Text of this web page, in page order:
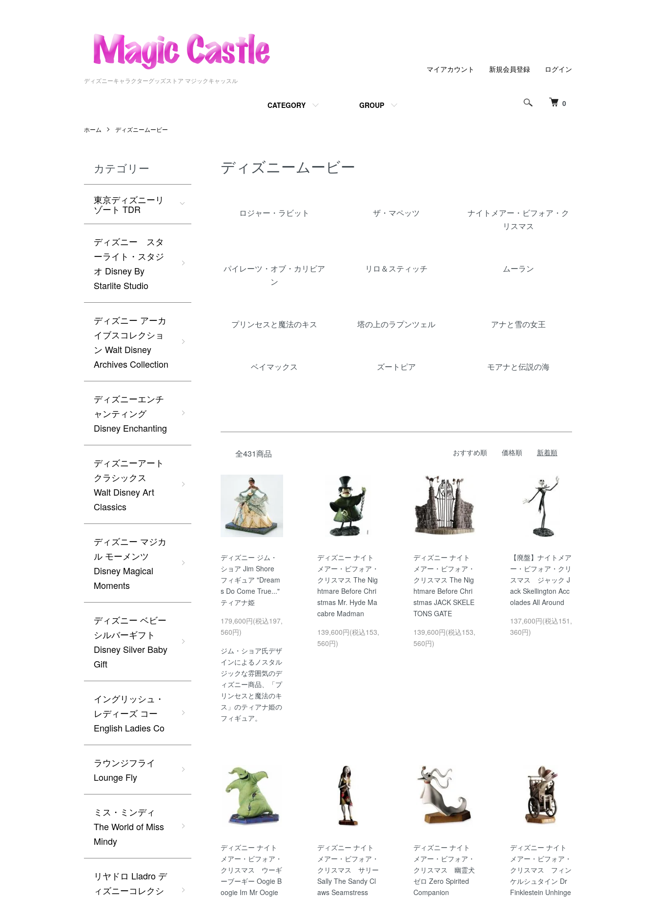
ディズニーキャラクターグッズストア マジックキャッスル
0
CATEGORY GROUP
マイアカウント 新規会員登録 ログイン
ホーム ディズニームービー
ディズニームービー
ロジャー・ラビット
ザ・マペッツ
ナイトメアー・ビフォア・ク
リスマス
パイレーツ・オブ・カリビア
ン
リロ＆スティッチ ムーラン
プリンセスと魔法のキス 塔の上のラプンツェル アナと雪の女王
ベイマックス ズートピア モアナと伝説の海
全431商品 おすすめ順 価格順 新着順
ディズニー ジム・
ショア Jim Shore
フィギュア "Dream
s Do Come True..."
ティアナ姫
179,600円(税込197,
560円)
ジム・ショア氏デザ
インによるノスタル
ジックな雰囲気のデ
ィズニー商品、「プ
リンセスと魔法のキ
ス」のティアナ姫の
フィギュア。
ディズニー ナイト
メアー・ビフォア・
クリスマス The Nig
htmare Before Chri
stmas Mr. Hyde Ma
cabre Madman
139,600円(税込153,
560円)
ディズニー ナイト
メアー・ビフォア・
クリスマス The Nig
htmare Before Chri
stmas JACK SKELE
TONS GATE
139,600円(税込153,
560円)
【廃盤】ナイトメア
ー・ビフォア・クリ
スマス ジャック J
ack Skellington Acc
olades All Around
137,600円(税込151,
360円)
ディズニー ナイト
メアー・ビフォア・
クリスマス ウーギ
ーブーギー Oogie B
oogie Im Mr Oogie
ディズニー ナイト
メアー・ビフォア・
クリスマス サリー
Sally The Sandy Cl
aws Seamstress
ディズニー ナイト
メアー・ビフォア・
クリスマス 幽霊犬
ゼロ Zero Spirited
Companion
ディズニー ナイト
メアー・ビフォア・
クリスマス フィン
ケルシュタイン Dr
Finklestein Unhinge
カテゴリー
東京ディズニーリ
ゾート TDR
ディズニー スタ
ーライト・スタジ
オ Disney By
Starlite Studio
ディズニー アーカ
イブスコレクショ
ン Walt Disney
Archives Collection
ディズニーエンチ
ャンティング
Disney Enchanting
ディズニーアート
クラシックス
Walt Disney Art
Classics
ディズニー マジカ
ル モーメンツ
Disney Magical
Moments
ディズニー ベビー
シルバーギフト
Disney Silver Baby
Gift
イングリッシュ・
レディーズ コー
English Ladies Co
ラウンジフライ
Lounge Fly
ミス・ミンディ
The World of Miss
Mindy
リヤドロ Lladro デ
ィズニーコレクシ